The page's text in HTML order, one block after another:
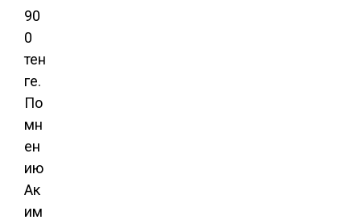
90
0
тен
ге.
По
мн
ен
ию
Ак
им